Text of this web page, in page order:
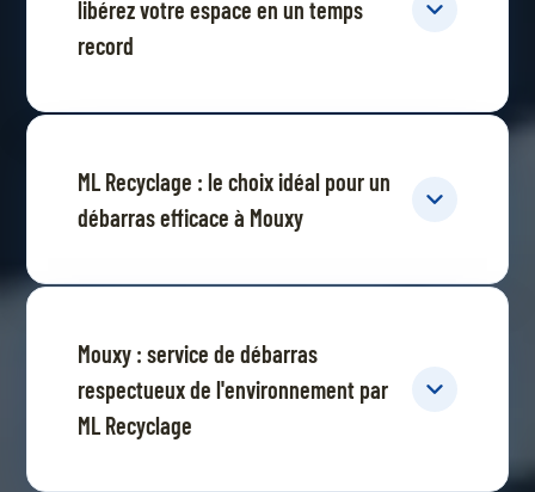
libérez votre espace en un temps
record
ML Recyclage : le choix idéal pour un
débarras efficace à Mouxy
Mouxy : service de débarras
respectueux de l'environnement par
ML Recyclage